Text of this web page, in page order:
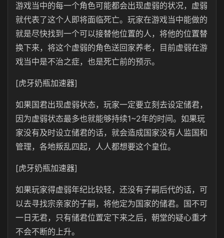
游戏当中的每一个角色可能都会出现虚弱的状况，虚弱
就代表了这个人即将面临死亡。玩家在游戏当中能做的
就是尽快找到一个可以接替他位置的人，将他的位置替
换下来，将这个虚弱的角色送回家养老，目前虚弱在游
戏当中是不治之症，也是死亡前的预示。
[虎牙奶瓶加速器]
如果国君出现虚弱状态，玩家一定要立刻去设定储君，
因为虚弱状态最多也就能够持续1~2年的时间。如果玩
家没有及时设立储君的话，就会造成国家没有人监国和
管理，各地叛乱四起，人人都想要这个皇位。
[虎牙奶瓶加速器]
如果玩家得虚弱年纪比较轻，还没有子嗣后代的话，可
以去寻找宗亲家的子嗣，将他定为国家的储君。国不可
一日无君，只有储君位置定下来之后，朝堂的疑心重才
不会不断的上升。